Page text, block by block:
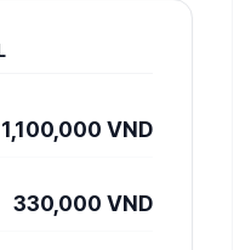
1,100,000 VND
330,000 VND